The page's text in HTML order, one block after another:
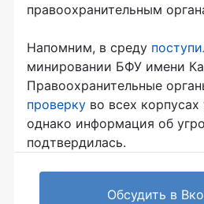
правоохранительным
Напомним, в среду
минировании БФУ имени
Правоохранительные
проверку во всех корпусах
однако информация об
подтвердилась.
Обсудить в